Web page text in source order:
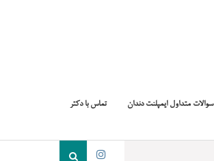
سوالات متداول ایمپلنت دندان تماس با دکتر